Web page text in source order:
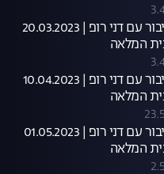
זה הדיבור עם דני רופ | 20.03.2023
המלאה
זה הדיבור עם דני רופ | 10.04.2023
המלאה
זה הדיבור עם דני רופ | 01.05.2023
המלאה